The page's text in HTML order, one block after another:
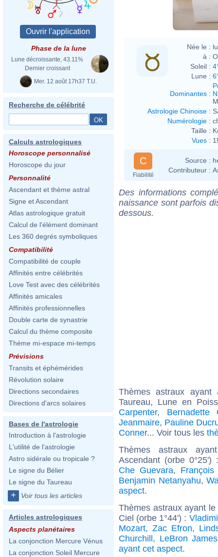
Phase de la lune
Lune décroissante, 43.11%
Dernier croissant
Mer. 12 août 17h37 T.U.
Recherche de célébrité
Calculs astrologiques
Horoscope personnalisé
Horoscope du jour
Personnalité
Ascendant et thème astral
Signe et Ascendant
Atlas astrologique gratuit
Calcul de l'élément dominant
Les 360 degrés symboliques
Compatibilité
Compatibilité de couple
Affinités entre célébrités
Love Test avec des célébrités
Affinités amicales
Affinités professionnelles
Double carte de synastrie
Calcul du thème composite
Thème mi-espace mi-temps
Prévisions
Transits et éphémérides
Révolution solaire
Directions secondaires
Directions d'arcs solaires
Bases de l'astrologie
Introduction à l'astrologie
L'utilité de l'astrologie
Astro sidérale ou tropicale ?
Le signe du Bélier
Le signe du Taureau
+ Voir tous les articles
Articles astrologiques
Aspects planétaires
La conjonction Mercure Vénus
La conjonction Soleil Mercure
Née le :
à :
Soleil :
Lune :
Dominantes :
Astrologie Chinoise :
Numérologie :
Taille :
Vues :
C
Fiabilité
Source :
Contributeur :
Des informations
naissance sont parfois
dessous.
Thèmes astraux
Taureau, Lune en
Carpenter, Bernadette
Jeanmaire, Pauline
Conner... Voir tous les
Thèmes astraux
Ascendant (orbe
Che Guevara, François
Benjamin Netanyahu,
aspect.
Thèmes astraux ayant
Ciel (orbe 1°44') :
Mozart,Zac Efron,
Churchill, LeBron James
ayant cet aspect.